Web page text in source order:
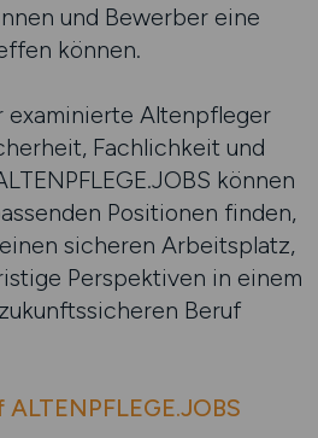
und Bewerber eine
können.
examinierte Altenpfleger
Fachlichkeit und
können
Positionen finden,
sicheren Arbeitsplatz,
Perspektiven in einem
Beruf